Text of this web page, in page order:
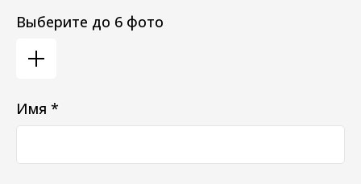
Выберите до 6 фото
Имя *